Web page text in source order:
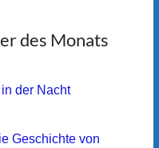
des Monats
der Nacht
Geschichte von